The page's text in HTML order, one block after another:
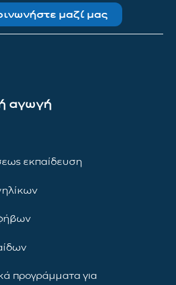
μαζί μας
αγωγή
εκπαίδευση
προγράμματα για